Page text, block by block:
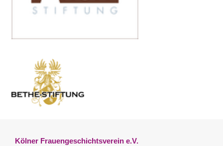
Kölner Frauengeschichtsverein e.V.